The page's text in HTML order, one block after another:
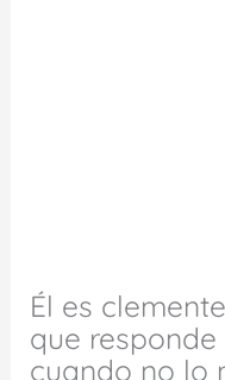
Él es
que
cuando no lo